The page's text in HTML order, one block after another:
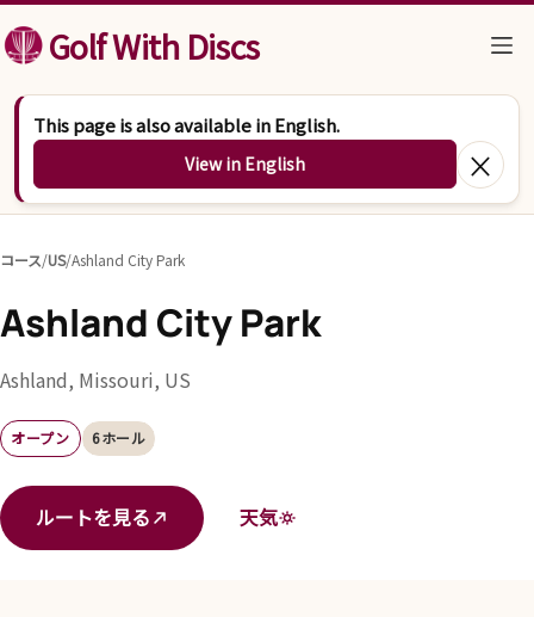
コンテンツへスキップ
Golf With Discs
This page is also available in English.
View in English ×
コース/US/Ashland City Park
Ashland City Park
Ashland, Missouri, US
オープン 6ホール
ルートを見る 天気